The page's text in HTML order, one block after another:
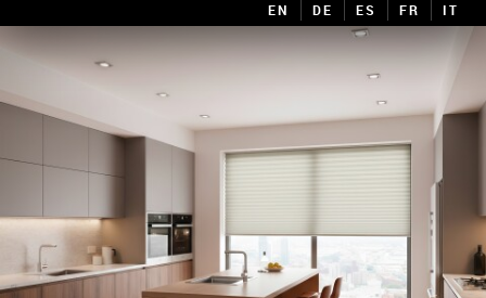
EN DE ES FR IT